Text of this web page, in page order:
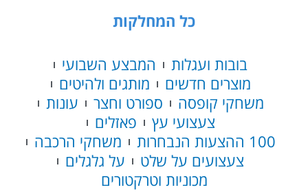
כל המחלקות
בובות ועגלות
המבצע השבועי
מוצרים חדשים
מותגים ולהיטים
משחקי קופסה
ספורט וחצר
עונות
צעצועי עץ
פאזלים
100 ההצעות הנבחרות
משחקי הרכבה
צעצועים על שלט
על גלגלים
מכוניות וטרקטורים